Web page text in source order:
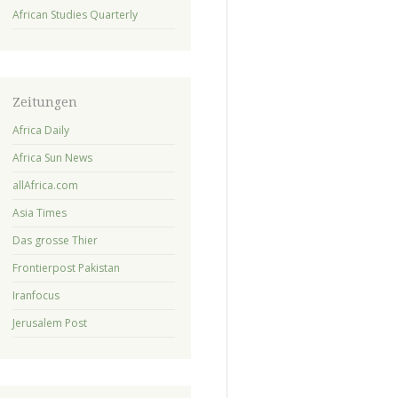
African Studies Quarterly
Zeitungen
Africa Daily
Africa Sun News
allAfrica.com
Asia Times
Das grosse Thier
Frontierpost Pakistan
Iranfocus
Jerusalem Post